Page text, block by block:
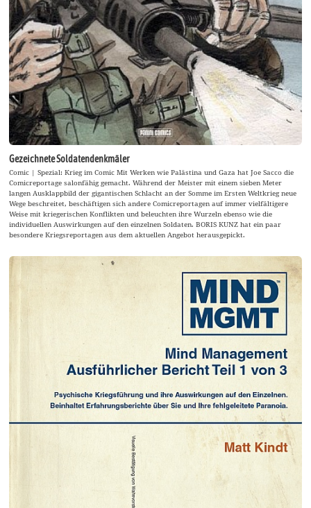
Gezeichnete Soldatendenkmäler
Comic | Spezial: Krieg im Comic Mit Werken wie Palästina und Gaza hat Joe Sacco die
Comicreportage salonfähig gemacht. Während der Meister mit einem sieben Meter
langen Ausklappbild der gigantischen Schlacht an der Somme im Ersten Weltkrieg neue
Wege beschreitet, beschäftigen sich andere Comicreportagen auf immer vielfältigere
Weise mit kriegerischen Konflikten und beleuchten ihre Wurzeln ebenso wie die
individuellen Auswirkungen auf den einzelnen Soldaten. BORIS KUNZ hat ein paar
besondere Kriegsreportagen aus dem aktuellen Angebot herausgepickt.